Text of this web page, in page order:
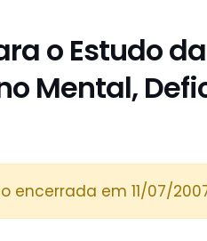
o Estudo
Mental,
encerrada em 11/07/